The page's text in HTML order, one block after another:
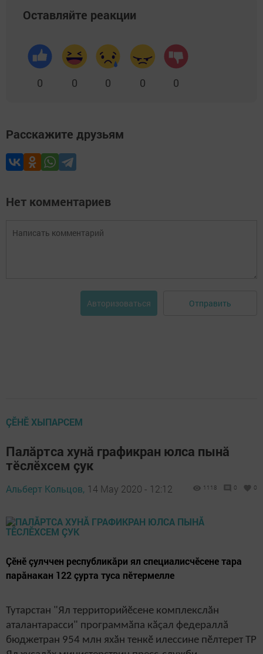
Оставляйте реакции
0 0 0 0 0
Расскажите друзьям
Нет комментариев
Авторизоваться Отправить
ÇӖНӖ ХЫПАРСЕМ
Палӑртса хунӑ графикран юлса пынă
тӗслӗхсем çук
Альберт Кольцов, 14 May 2020 - 12:12 1118 0 0
Çӗнӗ çулччен республикăри ял специалисчӗсене тара
парăнакан 122 çурта туса пӗтермелле
Тутарстан "Ял территорийӗсене комплекслӑн
аталантарасси" программӑпа кӑҫал федераллă
бюджетран 954 млн яхӑн тенкӗ илессине пӗлтерет ТР